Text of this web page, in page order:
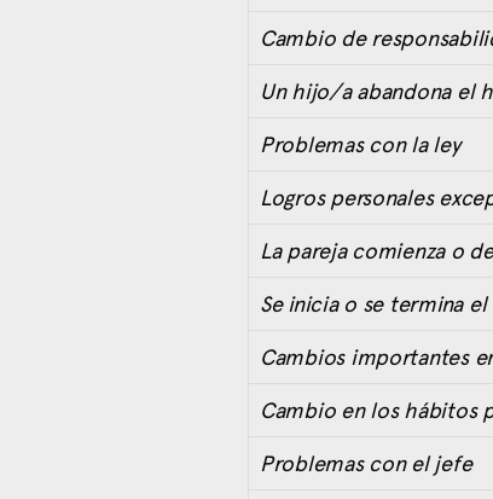
Cambio de
Un hijo/a abandona el
Problemas con la ley
Logros personales
La pareja comienza
Se inicia o se termina
Cambios importantes
Cambio en los hábitos
Problemas con el jefe